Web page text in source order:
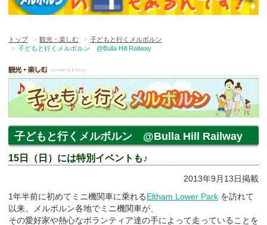
トップ 観光・楽しむ
子どもと行くメルボルン
子どもと行くメルボルン @Bulla Hill Railway
子どもと行くメルボルン @Bulla Hill Railway
15日（日）には特別イベントも♪
2013年9月13日掲載
1年半前に初めてミニ機関車に乗れるEltham Lower Park を訪れて
以来、メルボルン各地でミニ機関車が、
その愛好家や熱心なボランティア達の手によって走っていることを